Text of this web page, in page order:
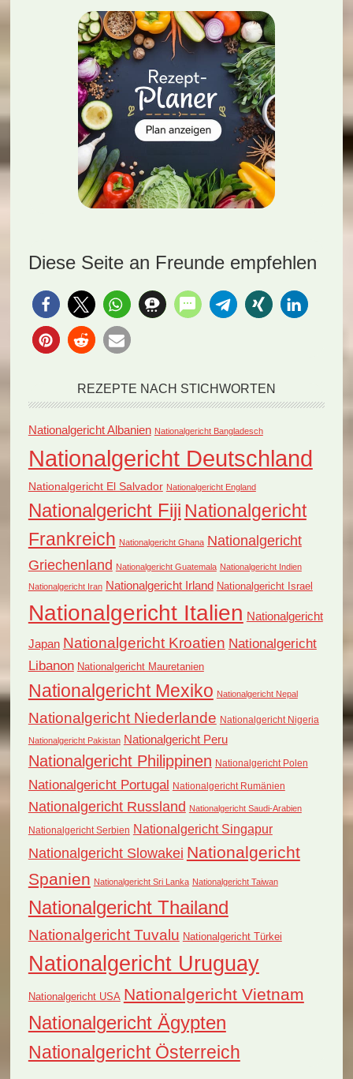
Diese Seite an Freunde empfehlen
REZEPTE NACH STICHWORTEN
Nationalgericht Albanien Nationalgericht Bangladesch
Nationalgericht Deutschland
Nationalgericht El Salvador Nationalgericht England
Nationalgericht Fiji Nationalgericht
Frankreich Nationalgericht Ghana Nationalgericht
Griechenland Nationalgericht Guatemala Nationalgericht Indien
Nationalgericht Iran Nationalgericht Irland Nationalgericht Israel
Nationalgericht Italien Nationalgericht
Japan Nationalgericht Kroatien Nationalgericht
Libanon Nationalgericht Mauretanien
Nationalgericht Mexiko Nationalgericht Nepal
Nationalgericht Niederlande Nationalgericht Nigeria
Nationalgericht Pakistan Nationalgericht Peru
Nationalgericht Philippinen Nationalgericht Polen
Nationalgericht Portugal Nationalgericht Rumänien
Nationalgericht Russland Nationalgericht Saudi-Arabien
Nationalgericht Serbien Nationalgericht Singapur
Nationalgericht Slowakei Nationalgericht
Spanien Nationalgericht Sri Lanka Nationalgericht Taiwan
Nationalgericht Thailand
Nationalgericht Tuvalu Nationalgericht Türkei
Nationalgericht Uruguay
Nationalgericht USA Nationalgericht Vietnam
Nationalgericht Ägypten
Nationalgericht Österreich